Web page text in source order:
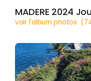
MADERE 2024
voir l'album photos